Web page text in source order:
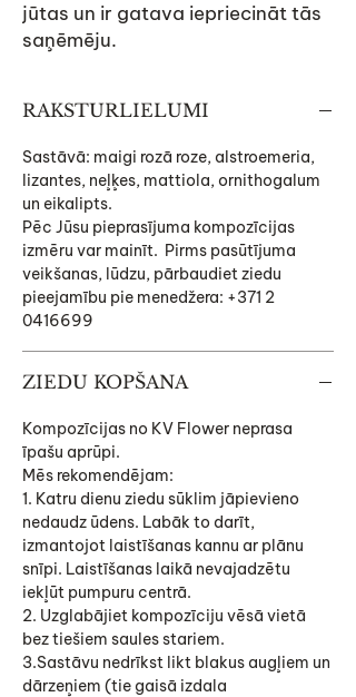
jūtas un ir gatava iepriecināt tās
saņēmēju.
RAKSTURLIELUMI
Sastāvā: maigi rozā roze, alstroemeria,
lizantes, neļķes, mattiola, ornithogalum
un eikalipts.
Pēc Jūsu pieprasījuma kompozīcijas
izmēru var mainīt. Pirms pasūtījuma
veikšanas, lūdzu, pārbaudiet ziedu
pieejamību pie menedžera: +371 2
0416699
ZIEDU KOPŠANA
Kompozīcijas no KV Flower neprasa
īpašu aprūpi.
Mēs rekomendējam:
1. Katru dienu ziedu sūklim jāpievieno
nedaudz ūdens. Labāk to darīt,
izmantojot laistīšanas kannu ar plānu
snīpi. Laistīšanas laikā nevajadzētu
iekļūt pumpuru centrā.
2. Uzglabājiet kompozīciju vēsā vietā
bez tiešiem saules stariem.
3.Sastāvu nedrīkst likt blakus augļiem un
dārzeņiem (tie gaisā izdala